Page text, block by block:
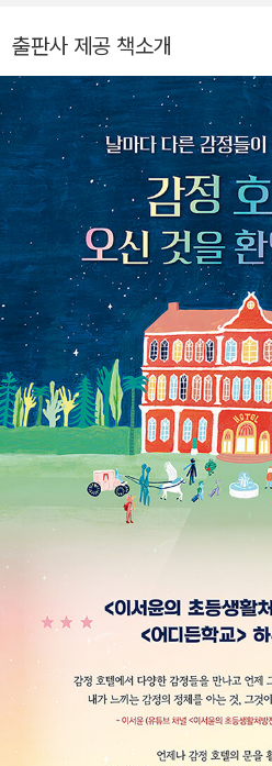
출판사 제공 책소개